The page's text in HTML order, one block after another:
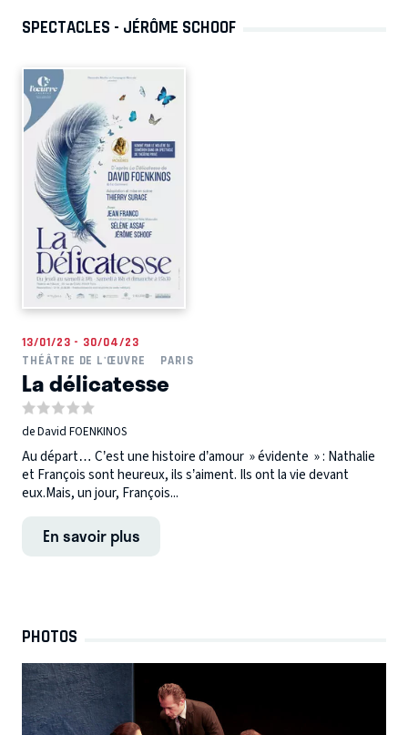
SPECTACLES - JÉRÔME SCHOOF
13/01/23 - 30/04/23
THÉÂTRE DE L'ŒUVRE
PARIS
La délicatesse
de David FOENKINOS
Au départ… C’est une histoire d’amour » évidente » : Nathalie
et François sont heureux, ils s’aiment. Ils ont la vie devant
eux.Mais, un jour, François...
En savoir plus
PHOTOS